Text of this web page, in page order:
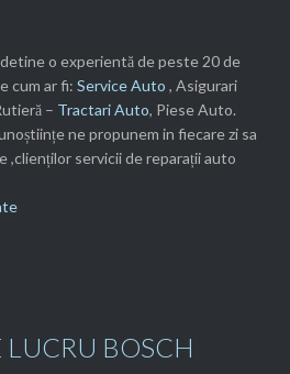
o experientă de peste 20 de
cum ar fi: Service Auto , Asigurari
– Tractari Auto, Piese Auto.
ne propunem in fiecare zi sa
,clienților servicii de reparații auto
LUCRU BOSCH